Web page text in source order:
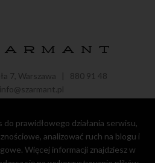
7, Warszawa | 880 91 48
info@szarmant.pl
Zaczkiewicz. Polityka prywatności
prawidłowego działania serwisu,
analizować ruch na blogu i
Więcej informacji znajdziesz w